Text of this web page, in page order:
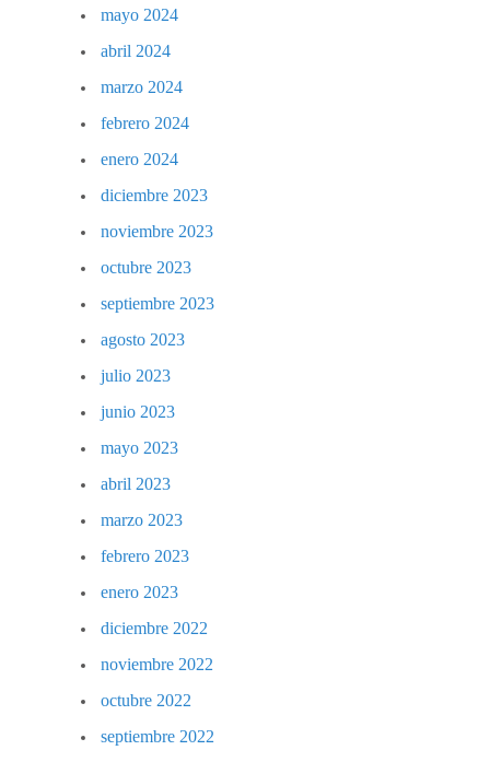
mayo 2024
abril 2024
marzo 2024
febrero 2024
enero 2024
diciembre 2023
noviembre 2023
octubre 2023
septiembre 2023
agosto 2023
julio 2023
junio 2023
mayo 2023
abril 2023
marzo 2023
febrero 2023
enero 2023
diciembre 2022
noviembre 2022
octubre 2022
septiembre 2022